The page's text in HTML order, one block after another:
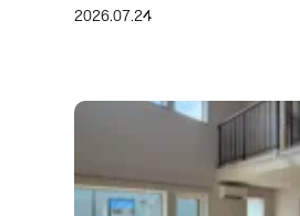
2026.07.24